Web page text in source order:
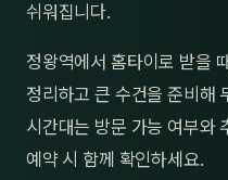
쉬워집니다.
정왕역에서 홈타이로 받을
정리하고 큰 수건을 준비해
시간대는 방문 가능 여부와
예약 시 함께 확인하세요.